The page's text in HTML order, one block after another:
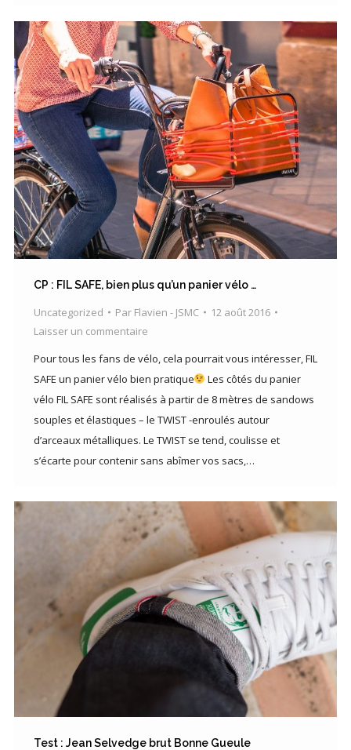
CP : FIL SAFE, bien plus qu’un panier vélo …
Uncategorized Par Flavien - JSMC
12 août 2016
Laisser un commentaire
Pour tous les fans de vélo, cela pourrait vous intéresser, FIL
SAFE un panier vélo bien pratique
Les côtés du panier
vélo FIL SAFE sont réalisés à partir de 8 mètres de sandows
souples et élastiques – le TWIST -enroulés autour
d’arceaux métalliques. Le TWIST se tend, coulisse et
s’écarte pour contenir sans abîmer vos sacs,…
Test : Jean Selvedge brut Bonne Gueule